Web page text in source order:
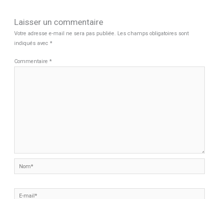
Laisser un commentaire
Votre adresse e-mail ne sera pas publiée. Les champs obligatoires sont
indiqués avec*
Commentaire*